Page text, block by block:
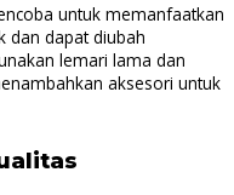
untuk memanfaatkan
dan dapat diubah
lemari lama dan
aksesori untuk